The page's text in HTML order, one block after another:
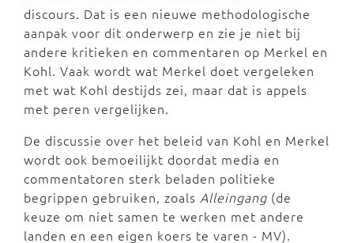
discours. Dat is een nieuwe methodologische
aanpak voor dit onderwerp en zie je niet bij
andere kritieken en commentaren op Merkel en
Kohl. Vaak wordt wat Merkel doet vergeleken
met wat Kohl destijds zei, maar dat is appels
met peren vergelijken.
De discussie over het beleid van Kohl en Merkel
wordt ook bemoeilijkt doordat media en
commentatoren sterk beladen politieke
begrippen gebruiken, zoals Alleingang (de
keuze om niet samen te werken met andere
landen en een eigen koers te varen - MV).